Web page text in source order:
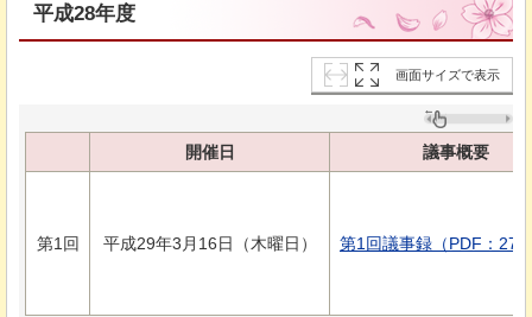
平成28年度
画面サイズで表示
開催日 議事概要
第1回 平成29年3月16日（木曜日） 第1回議事録（PDF：